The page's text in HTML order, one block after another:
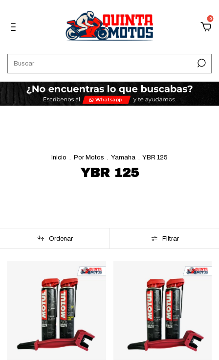
0
Inicio . Por Motos . Yamaha . YBR 125
YBR 125
Ordenar Filtrar